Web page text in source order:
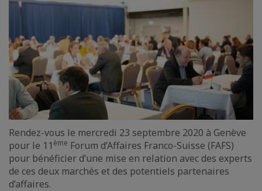
Rendez-vous le mercredi 23 septembre 2020 à Genève
pour le 11 ème Forum d’Affaires Franco-Suisse (FAFS)
pour bénéficier d’une mise en relation avec des experts
de ces deux marchés et des potentiels partenaires
d’affaires.